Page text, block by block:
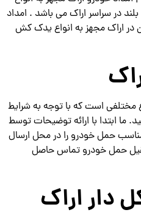
در سراسر اراک می باشد . امداد
در اراک مجهز به انواع یدک کش
مختلفی است که با توجه به شرایط
ما ابتدا با ارائه توضیحات توسط
حمل خودرو را در محل ارسال
حمل خودرو تماس حاصل
دار اراک